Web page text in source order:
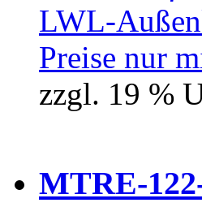
Preise nur
zzgl. 19 %
MTRE-